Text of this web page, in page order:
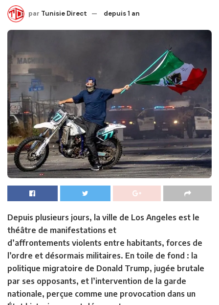
par Tunisie Direct depuis 1 an
Depuis plusieurs jours, la ville de Los Angeles est le
théâtre de manifestations et
d’affrontements violents entre habitants, forces de
l’ordre et désormais militaires. En toile de fond : la
politique migratoire de Donald Trump, jugée brutale
par ses opposants, et l’intervention de la garde
nationale, perçue comme une provocation dans un